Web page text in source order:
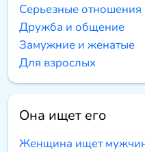
Серьезные отношения
Дружба и общение
Замужние и женатые
Для взрослых
Она ищет его
Женщина ищет